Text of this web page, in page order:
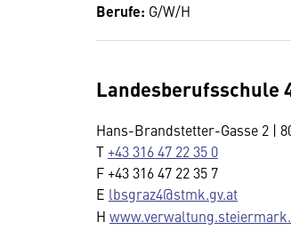
Berufe: G/W/H
Landesberufsschule
Hans-Brandstetter-Gasse 2 |
T+43 316 47 22 35 0
F +43 316 47 22 35 7
E lbsgraz4@stmk.gv.at
H